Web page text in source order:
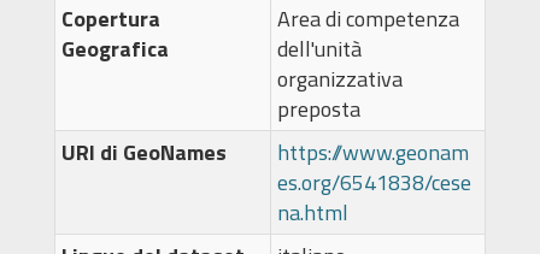
Copertura
Geografica
Area di competenza
dell'unità
organizzativa
preposta
URI di GeoNames
https://www.geonam
es.org/6541838/cese
na.html